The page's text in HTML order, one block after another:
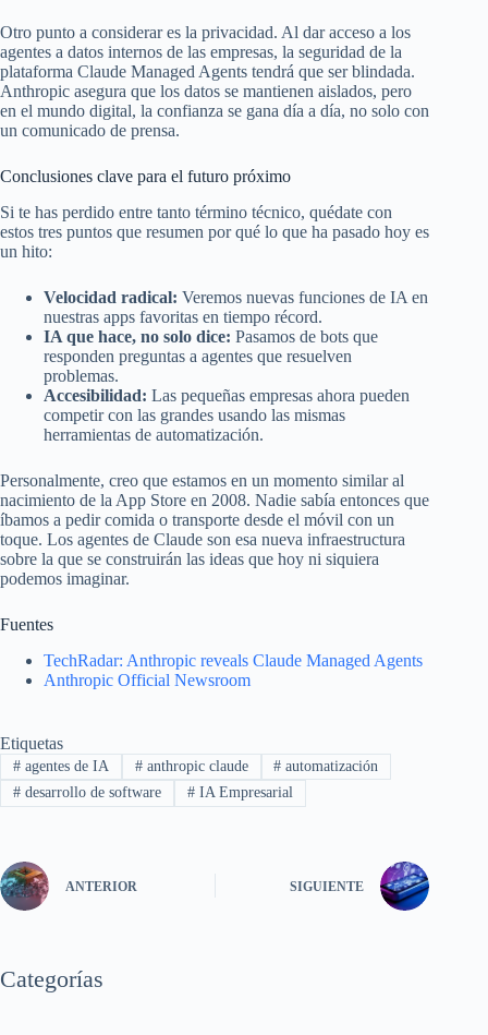
Otro punto a considerar es la privacidad. Al dar acceso a los
agentes a datos internos de las empresas, la seguridad de la
plataforma Claude Managed Agents tendrá que ser blindada.
Anthropic asegura que los datos se mantienen aislados, pero
en el mundo digital, la confianza se gana día a día, no solo con
un comunicado de prensa.
Conclusiones clave para el futuro próximo
Si te has perdido entre tanto término técnico, quédate con
estos tres puntos que resumen por qué lo que ha pasado hoy es
un hito:
Velocidad radical: Veremos nuevas funciones de IA en
nuestras apps favoritas en tiempo récord.
IA que hace, no solo dice: Pasamos de bots que
responden preguntas a agentes que resuelven
problemas.
Accesibilidad: Las pequeñas empresas ahora pueden
competir con las grandes usando las mismas
herramientas de automatización.
Personalmente, creo que estamos en un momento similar al
nacimiento de la App Store en 2008. Nadie sabía entonces que
íbamos a pedir comida o transporte desde el móvil con un
toque. Los agentes de Claude son esa nueva infraestructura
sobre la que se construirán las ideas que hoy ni siquiera
podemos imaginar.
Fuentes
TechRadar: Anthropic reveals Claude Managed Agents
Anthropic Official Newsroom
Etiquetas
#agentes de IA #anthropic claude # automatización
#desarrollo de software #IA Empresarial
ANTERIOR SIGUIENTE
Categorías